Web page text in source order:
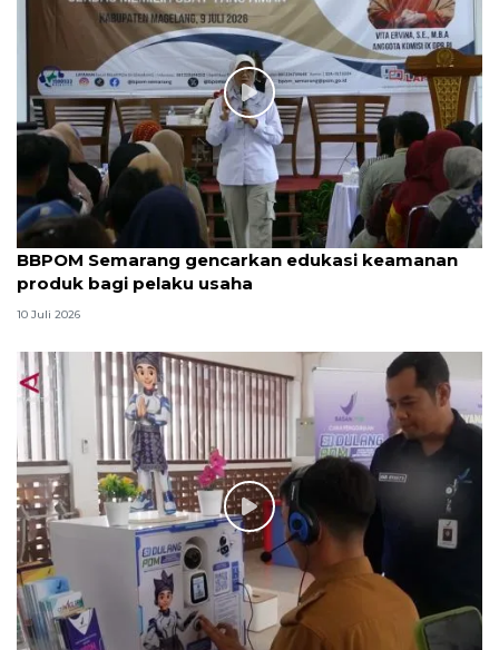
BBPOM Semarang gencarkan edukasi keamanan
produk bagi pelaku usaha
10 Juli 2026